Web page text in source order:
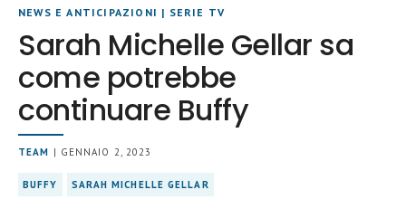
NEWS E ANTICIPAZIONI | SERIE TV
Sarah Michelle Gellar sa
come potrebbe
continuare Buffy
TEAM | GENNAIO 2, 2023
BUFFY SARAH MICHELLE GELLAR